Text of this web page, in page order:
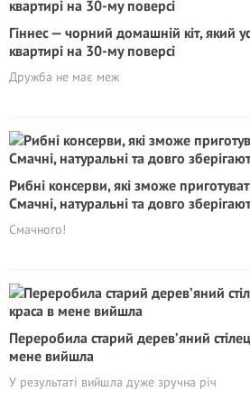
Гіннес — чорний домашній кіт, який
квартирі на 30-му поверсі
Дружба не має меж
Рибні консерви, які зможе
Смачні, натуральні та довго
Смачного!
Переробила старий дерев’яний
мене вийшла
У результаті вийшла дуже зручна річ